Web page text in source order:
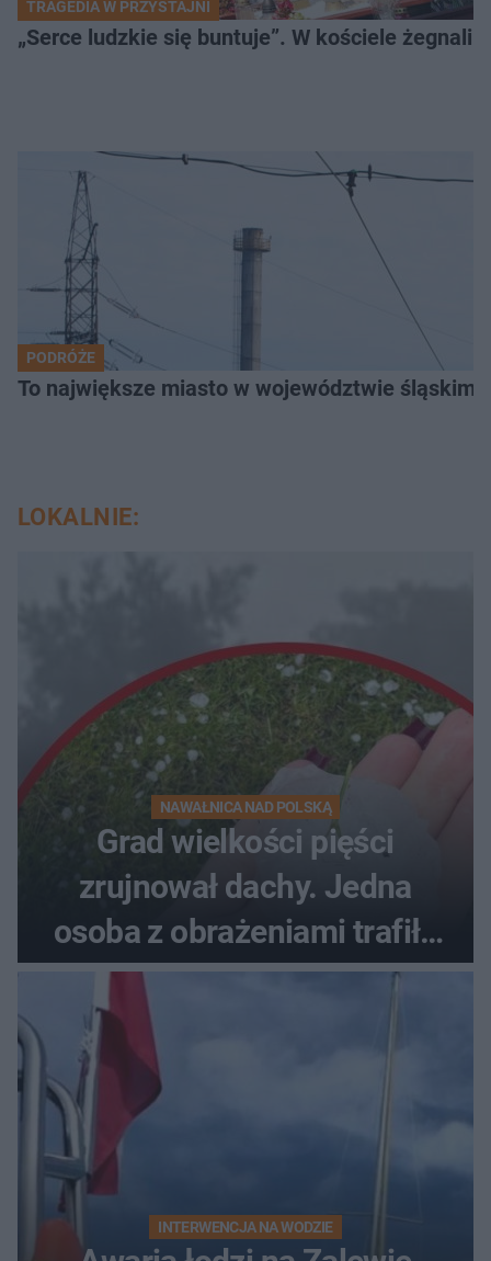
TRAGEDIA W PRZYSTAJNI
„Serce ludzkie się buntuje”. W kościele żegnali
PODRÓŻE
To największe miasto w województwie
LOKALNIE:
NAWAŁNICA NAD POLSKĄ
Grad wielkości pięści
zrujnował dachy. Jedna
osoba z obrażeniami trafiła
do szpitala
INTERWENCJA NA WODZIE